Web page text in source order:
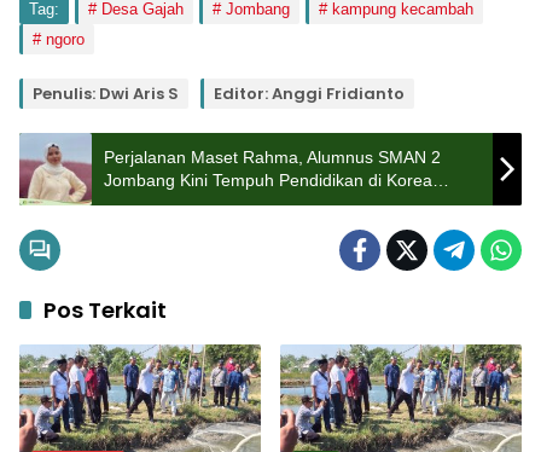
Tag: Desa Gajah Jombang
kampung kecambah
ngoro
Penulis: Dwi Aris S Editor: Anggi Fridianto
Perjalanan Maset Rahma, Alumnus SMAN 2
Jombang Kini Tempuh Pendidikan di Korea
Selatan
Pos Terkait